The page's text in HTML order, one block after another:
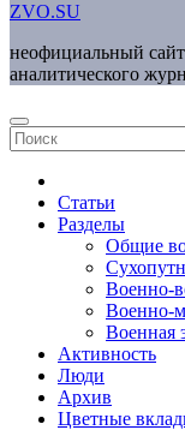
ZVO.SU
неофициальный
аналитического
Статьи
Разделы
Общие
Военно-
Военно-
Военная
Активность
Люди
Архив
Цветные